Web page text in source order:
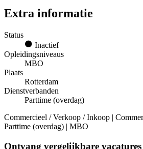
Extra informatie
Status
Inactief
Opleidingsniveaus
MBO
Plaats
Rotterdam
Dienstverbanden
Parttime (overdag)
Commercieel / Verkoop / Inkoop |
Parttime (overdag) | MBO
Ontvang vergelijkbare